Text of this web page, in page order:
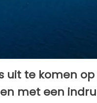
uit te komen
met een